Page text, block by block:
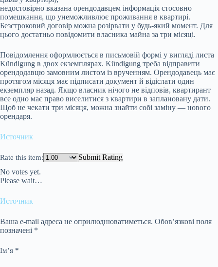
недостовірно вказана орендодавцем інформація стосовно
помешкання, що унеможливлює проживання в квартирі.
Безстроковий договір можна розірвати у будь-який момент. Для
цього достатньо повідомити власника майна за три місяці.
Повідомлення оформлюється в письмовій формі у вигляді листа
Kündigung в двох екземплярах. Kündigung треба відправити
орендодавцю замовним листом із врученням. Орендодавець має
протягом місяця має підписати документ й відіслати один
екземпляр назад. Якщо власник нічого не відповів, квартирант
все одно має право виселитися з квартири в заплановану дати.
Щоб не чекати три місяця, можна знайти собі заміну — нового
орендаря.
Источник
Rate this item:
Submit Rating
No votes yet.
Please wait…
Источник
Ваша e-mail адреса не оприлюднюватиметься. Обов’язкові поля
позначені *
Ім’я *